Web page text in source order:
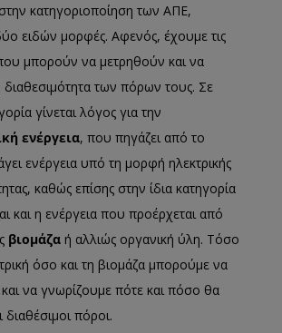
κατηγοριοποίηση των ΑΠΕ,
ειδών μορφές. Αφενός, έχουμε τις
μπορούν να μετρηθούν και να
των πόρων τους. Σε
γίνεται λόγος για την
ενέργεια, που πηγάζει από το
ενέργεια υπό τη μορφή ηλεκτρικής
καθώς επίσης στην ίδια κατηγορία
και η ενέργεια που προέρχεται από
βιομάζα ή αλλιώς οργανική ύλη. Τόσο
όσο και τη βιομάζα μπορούμε να
και να γνωρίζουμε πότε και πόσο θα
πόροι.